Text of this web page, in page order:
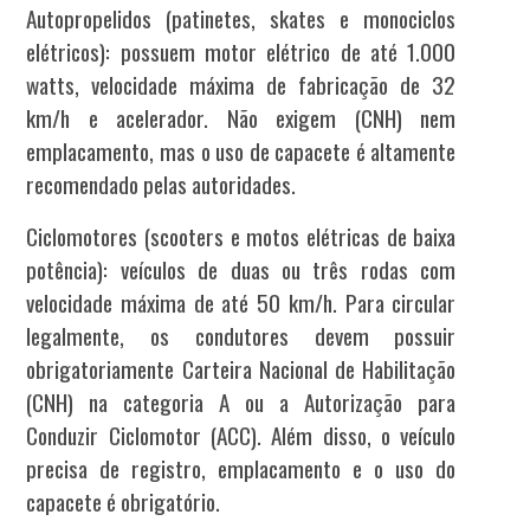
Autopropelidos (patinetes, skates e monociclos
elétricos): possuem motor elétrico de até 1.000
watts, velocidade máxima de fabricação de 32
km/h e acelerador. Não exigem (CNH) nem
emplacamento, mas o uso de capacete é altamente
recomendado pelas autoridades.
Ciclomotores (scooters e motos elétricas de baixa
potência): veículos de duas ou três rodas com
velocidade máxima de até 50 km/h. Para circular
legalmente, os condutores devem possuir
obrigatoriamente Carteira Nacional de Habilitação
(CNH) na categoria A ou a Autorização para
Conduzir Ciclomotor (ACC). Além disso, o veículo
precisa de registro, emplacamento e o uso do
capacete é obrigatório.